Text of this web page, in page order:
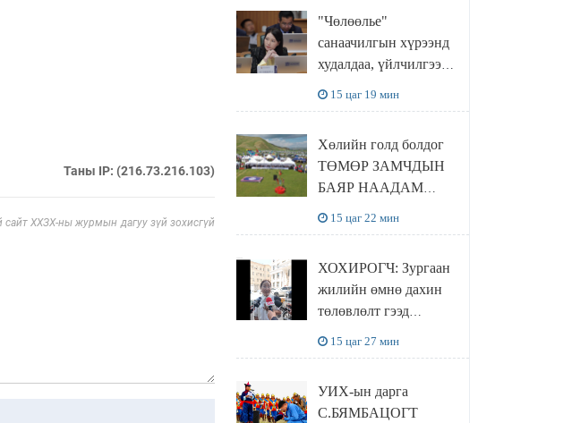
Таны IP: (216.73.216.103)
ХХЗХ-ны журмын дагуу зүй зохисгүй
"Чөлөөлье"
санаачилгын хүрээнд
худалдаа, үйлчилгээ
болгох тогтоолын
төслийг баталлаа
15 цаг 19 мин
Хөлийн голд болдог
ТӨМӨР ЗАМЧДЫН
БАЯР НААДАМ
15 цаг 22 мин
ХОХИРОГЧ: Зургаан
жилийн өмнө дахин
төлөвлөлт гээд
байхгүй, орон сууц ч
байхгүй хаана
15 цаг 27 мин
УИХ-ын дарга
С.БЯМБАЦОГТ